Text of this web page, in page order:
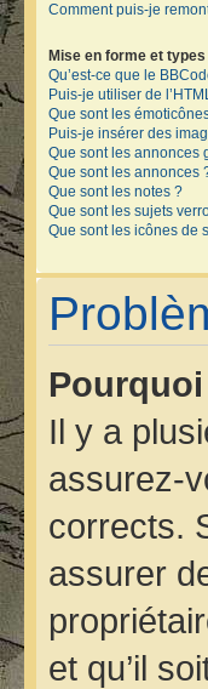
Comment puis-je
Mise en forme et
Qu’est-ce que le
Puis-je utiliser de
Que sont les
Puis-je insérer des
Que sont les annonces
Que sont les annonces
Que sont les notes ?
Que sont les sujets
Que sont les icônes de
Il y a
assurez-
corrects.
assurer
et qu’il